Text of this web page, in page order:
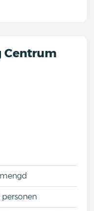
Centrum
personen